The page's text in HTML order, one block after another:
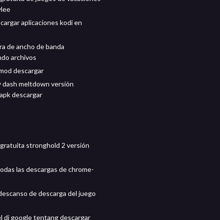
aplicaciones kodi en
de ancho de banda
archivos
descargar
dash meltdown versión
descargar
stronghold 2 versión
las descargas de chrome-
de descarga del juego
di google tentang descargar